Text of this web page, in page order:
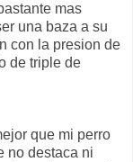
mas
una baza a su
con la presion de
de triple de
que mi perro
no destaca ni